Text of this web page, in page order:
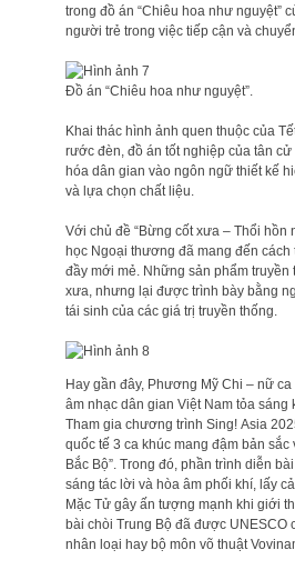
trong đồ án “Chiêu hoa như nguyệt”
người trẻ trong việc tiếp cận và
Đồ án “Chiêu hoa như nguyệt”.
Khai thác hình ảnh quen thuộc của
rước đèn, đồ án tốt nghiệp của tân
hóa dân gian vào ngôn ngữ thiết kế
và lựa chọn chất liệu.
Với chủ đề “Bừng cốt xưa – Thổi hồn
học Ngoại thương đã mang đến
đầy mới mẻ. Những sản phẩm
xưa, nhưng lại được trình bày bằng
tái sinh của các giá trị truyền thống.
Hay gần đây, Phương Mỹ Chi – nữ
âm nhạc dân gian Việt Nam tỏa
Tham gia chương trình Sing! Asia
quốc tế 3 ca khúc mang đậm bản sắc
Bắc Bộ”. Trong đó, phần trình diễn
sáng tác lời và hòa âm phối khí, lấy
Mặc Tử gây ấn tượng mạnh khi giới
bài chòi Trung Bộ đã được UNESCO
nhân loại hay bộ môn võ thuật